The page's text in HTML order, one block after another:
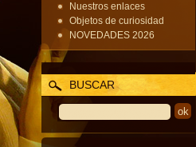
Nuestros enlaces
Objetos de curiosidad
NOVEDADES 2026
BUSCAR